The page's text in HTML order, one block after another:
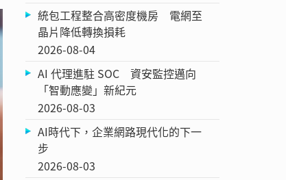
統包工程整合高密度機房 電網至
晶片降低轉換損耗
2026-08-04
AI 代理進駐 SOC 資安監控邁向
「智動應變」新紀元
2026-08-03
AI時代下，企業網路現代化的下一
步
2026-08-03